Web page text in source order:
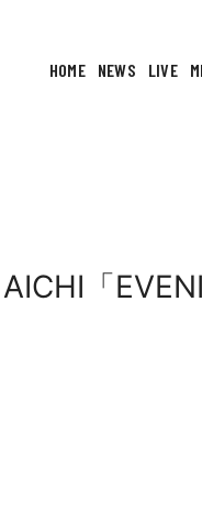
HOME NEWS LIVE
「